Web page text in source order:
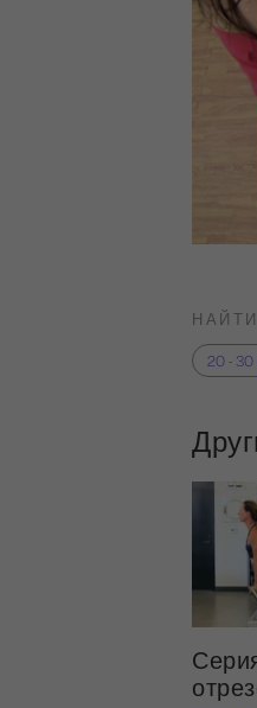
20 -